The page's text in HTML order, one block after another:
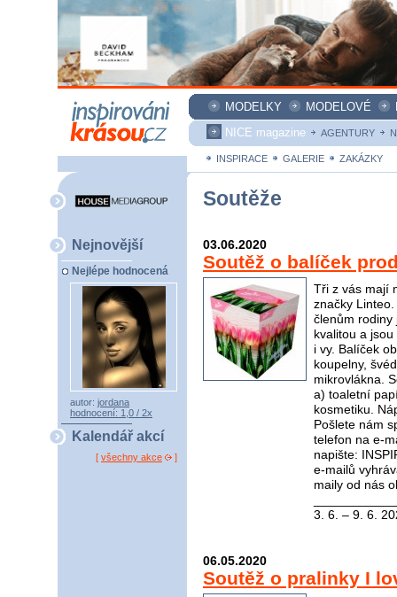
MODELKY MODELOVÉ
NICE magazine
AGENTURY
INSPIRACE GALERIE ZAKÁZKY
Nejnovější
Nejlépe hodnocená
autor: jordana
hodnocení: 1,0 / 2x
Kalendář akcí
[ všechny akce ]
Soutěže
03.06.2020
Soutěž o balíček
Tři z vás mají
značky
členům rodiny
kvalitou a
i vy. Balíček
koupelny,
mikrovlákna.
a) toaletní
kosmetiku.
Pošlete nám
telefon na e-
napište:
e-mailů
maily od nás
3. 6. – 9. 6.
06.05.2020
Soutěž o pralinky I